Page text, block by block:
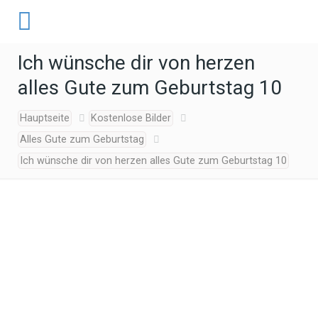
Ich wünsche dir von herzen
alles Gute zum Geburtstag 10
Hauptseite
Kostenlose Bilder
Alles Gute zum Geburtstag
Ich wünsche dir von herzen alles Gute zum Geburtstag 10